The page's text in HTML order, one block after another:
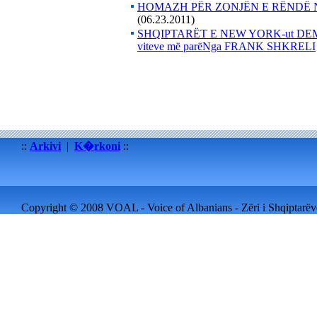
HOMAZH PËR ZONJËN E
(06.23.2011)
SHQIPTARËT E NEW YORK-ut
viteve më parëNga FRANK SHKRELI
:: Arkivi | K�rkoni ::
Copyright © 2008 VOAL - Voice of Albanians - Zëri i